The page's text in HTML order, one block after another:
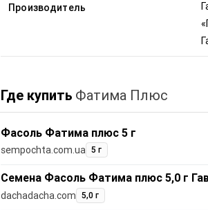
Производитель
Где купить Фатима Плюс
Фасоль Фатима плюс 5 г
sempochta.com.ua 5 г
Семена Фасоль Фатима плюс 5,0 г
dachadacha.com 5,0 г